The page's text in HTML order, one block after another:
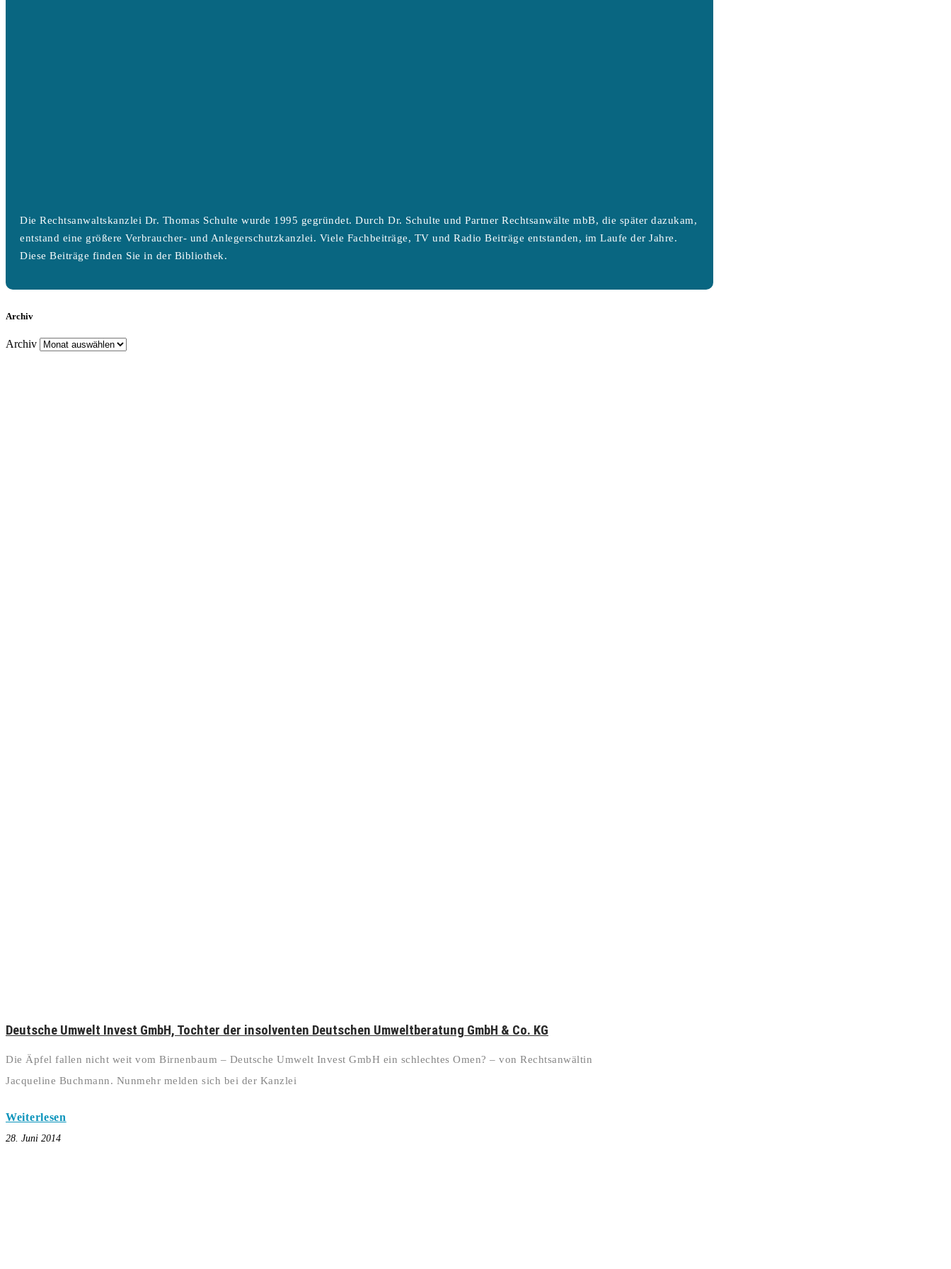
Die Rechtsanwaltskanzlei Dr. Thomas Schulte wurde 1995 gegründet. Durch Dr. Schulte und Partner Rechtsanwälte mbB, die später dazukam,
entstand eine größere Verbraucher- und Anlegerschutzkanzlei. Viele Fachbeiträge, TV und Radio Beiträge entstanden, im Laufe der Jahre.
Diese Beiträge finden Sie in der Bibliothek.
Archiv
Archiv
Deutsche Umwelt Invest GmbH, Tochter der insolventen Deutschen Umweltberatung GmbH & Co. KG
Die Äpfel fallen nicht weit vom Birnenbaum – Deutsche Umwelt Invest GmbH ein schlechtes Omen? – von Rechtsanwältin
Jacqueline Buchmann. Nunmehr melden sich bei der Kanzlei
Weiterlesen
28. Juni 2014